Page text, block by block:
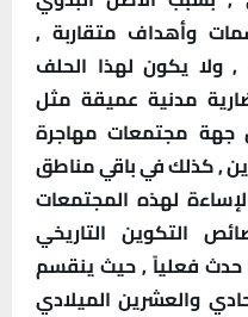
وأهداف متقاربة ,
ولا يكون لهذا الحلف
مدنية عميقة مثل
جهة مجتمعات مهاجرة
, كذلك في باقي مناطق
لهذه المجتمعات
التكوين التاريخي
حدث فعلياً , حيث ينقسم
والعشرين الميلادي